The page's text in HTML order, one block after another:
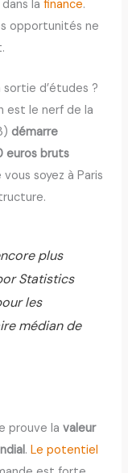
lafinance.
opportunités ne
sortie d’études ?
est le nerf de la
démarre
euros bruts
soyez à Paris
plus
Statistics
les
médian de
prouve lavaleur
.Le potentiel